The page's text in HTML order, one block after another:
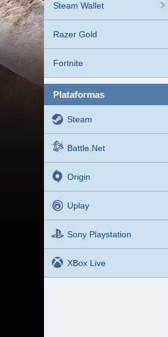
Steam Wallet
Razer Gold
Fortnite
plataformas
Steam
Battle.net
Origin
Uplay
Sony Playstation
XBox Live